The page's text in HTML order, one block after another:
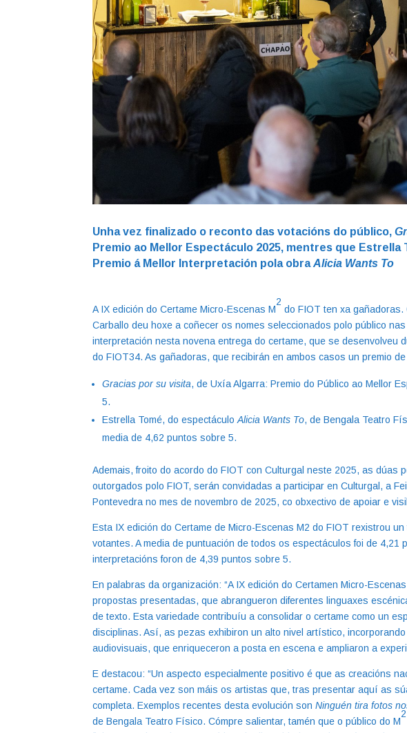
Unha vez finalizado o reconto das votacións do público,
Premio ao Mellor Espectáculo 2025, mentres que Estrella
Premio á Mellor Interpretación pola obraAlicia Wants To
A IX edición do Certame Micro-Escenas M
2
do FIOT ten xa
Carballo deu hoxe a coñecer os nomes seleccionados polo público
interpretación nesta novena entrega do certame, que se desenvolveu
do FIOT34. As gañadoras, que recibirán en ambos casos un premio
Gracias por su visita, de Uxía Algarra: Premio do Público ao Mellor
5.
Estrella Tomé, do espectáculoAlicia Wants To, de Bengala Teatro
media de 4,62 puntos sobre 5.
Ademais, froito do acordo do FIOT con Culturgal neste 2025, as dúas
outorgados polo FIOT, serán convidadas a participar en Culturgal, a
Pontevedra no mes de novembro de 2025, co obxectivo de apoiar e
Esta IX edición do Certame de Micro-Escenas M2 do FIOT rexistrou
votantes. A media de puntuación de todos os espectáculos foi de 4,21
interpretacións foron de 4,39 puntos sobre 5.
En palabras da organización: “A IX edición do Certamen Micro-Escenas
propostas presentadas, que abrangueron diferentes linguaxes
de texto. Esta variedade contribuíu a consolidar o certame como un
disciplinas. Así, as pezas exhibiron un alto nivel artístico,
audiovisuais, que enriqueceron a posta en escena e ampliaron a
E destacou: “Un aspecto especialmente positivo é que as creacións
certame. Cada vez son máis os artistas que, tras presentar aquí as
completa. Exemplos recentes desta evolución sonNinguén tira fotos
de Bengala Teatro Físico. Cómpre salientar, tamén que o público do M
2